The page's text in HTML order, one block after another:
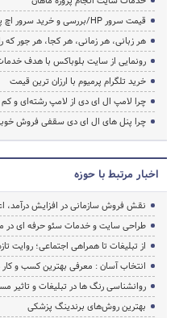
قیمت سرور HP/بررسی و خرید سرور اچ پی
هر زبانی، هر زمانی، هر کجا، هر جور که
رونمایی از سایت بلوباکس با هدف
خرید تلگرام پرمیوم با ارزان ترین قیمت
چرا لامپ ال ای دی از لامپ رشته‌ای و
چرا پنل های ال ای دی سقفی فروش
اخبار مرتبط با حوزه
نقش فروش سازمانی در افزایش درآمد،
طراحی سایت و خدمات سئو حرفه ای در
از تبلیغات تا همراهی اجتماعی؛ روایت
انتخاب آسان : معرفی بهترین کسب و کار
روانشناسی رنگ ها در تبلیغات و تاثیر
بهترین روش‌های برندینگ پزشکی